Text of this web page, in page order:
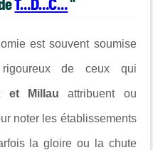
T…D…C…"
est souvent soumise
de ceux qui
et Millau attribuent ou
noter les établissements
la gloire ou la chute